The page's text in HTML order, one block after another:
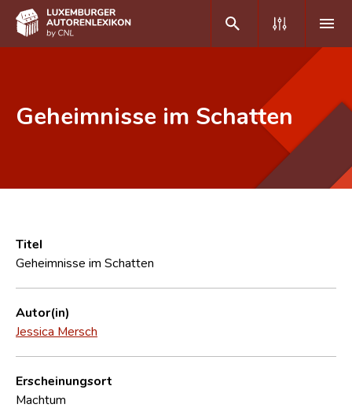
Häufige Fragen und Antworten
CNL
Forschungsgruppe
Kontakt
Geheimnisse im Schatten
Titel
Geheimnisse im Schatten
Autor(in)
Jessica Mersch
Erscheinungsort
Machtum